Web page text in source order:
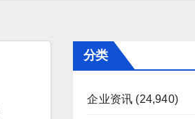
分类
企业资讯 (24,940)